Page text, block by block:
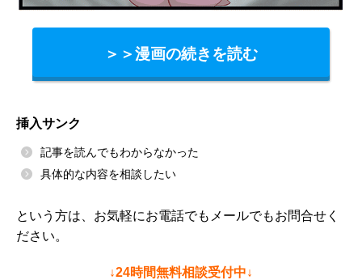
＞＞漫画の続きを読む
挿入サンク
記事を読んでもわからなかった
具体的な内容を相談したい
という方は、お気軽にお電話でもメールでもお問合せく
ださい。
↓24時間無料相談受付中↓